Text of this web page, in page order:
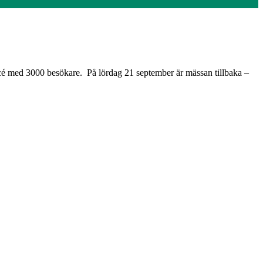
3000 besökare. På lördag 21 september är mässan tillbaka –